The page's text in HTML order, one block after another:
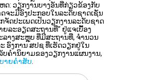
ດ: ວຽກງານບາງອັນທີ່ກ່ຽວຂ້ອງກັບ
ຈະມີອົງປະກອບໃນລະດັບຊາດເຊັ່ນ
ຈັດປະເພດເປັນວຽກງານລະດັບຊາດ
ຍລະອຽດສະຖານທີ່” ຢູ່ແຈເບື້ອງ
ລາງສະຫຼຸບ ທີ່ມີສະຖານທີ່, ຈຳນວນ
ອົງການ ສປຊ ທີ່ເຮັດວຽກຢູ່ໃນ
ບຄຳນິຍາມຂອງວຽກງານແຜນງານ,
າຍຄຳສັບ